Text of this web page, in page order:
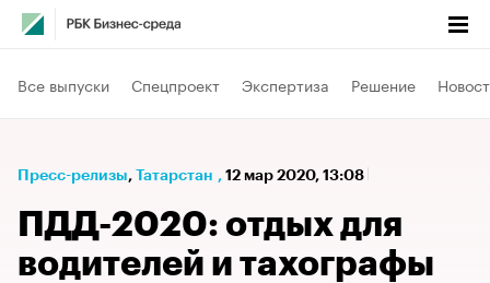
Все выпуски Спецпроект Экспертиза Решение
Пресс-релизы⁠, Татарстан , 12 мар 2020, 13:08
ПДД-2020: отдых для
водителей и тахографы